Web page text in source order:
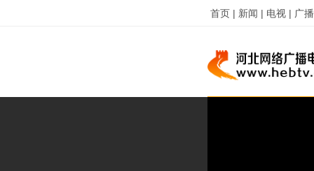
首页 | 新闻 | 电视 | 广